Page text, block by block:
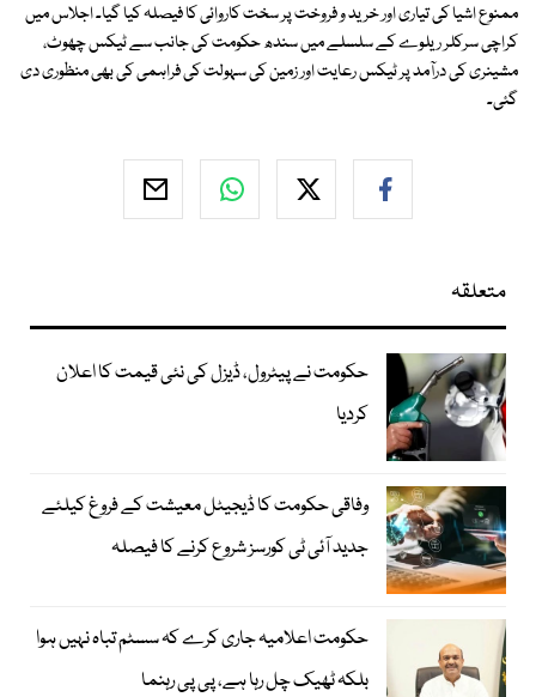
ممنوع اشیا کی تیاری اور خرید و فروخت پر سخت کاروائی کا فیصلہ کیا گیا۔ اجلاس میں
کراچی سرکلر ریلوے کے سلسلے میں سندھ حکومت کی جانب سے ٹیکس چھوٹ،
مشینری کی درآمد پر ٹیکس رعایت اور زمین کی سہولت کی فراہمی کی بھی منظوری دی
گئی۔
متعلقہ
حکومت نے پیٹرول، ڈیزل کی نئی قیمت کا اعلان
کردیا
وفاقی حکومت کا ڈیجیٹل معیشت کے فروغ کیلئے
جدید آئی ٹی کورسز شروع کرنے کا فیصلہ
حکومت اعلامیہ جاری کرے کہ سسٹم تباہ نہیں ہوا
بلکہ ٹھیک چل رہا ہے، پی پی رہنما